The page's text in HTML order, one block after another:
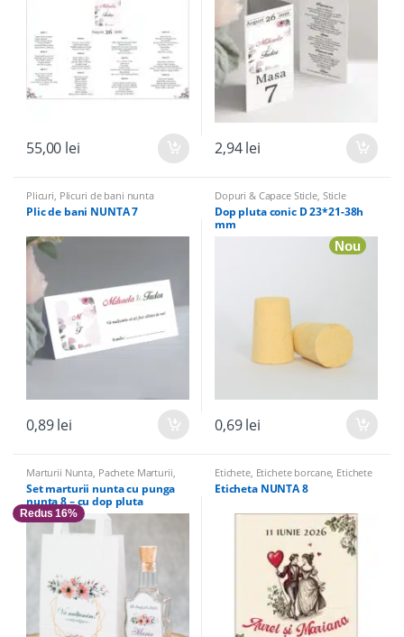
55,00 lei 2,94lei
Plicuri, Plicuri de bani nunta
Plic de bani NUNTA 7
0,89lei
Dopuri & Capace Sticle, Sticle
marturii & Accesorii
Dop pluta conic D 23*21-38h
mm
Nou
0,69lei
Marturii Nunta Pachete Marturii
Sticle Marturii,Sticle marturii &
Accesorii
Set marturii nunta cu punga
nunta 8 – cu dop pluta
Redus 16%
Etichete, Etichete borcane, Etichete
sticle
Eticheta NUNTA 8